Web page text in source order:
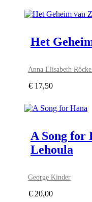
Het
Anna Elisabeth
€ 17,50
A Song for
Lehoula
George Kinder
€ 20,00